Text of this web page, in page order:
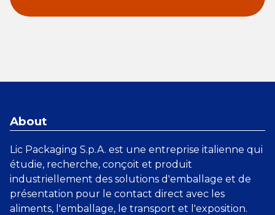
About
Lic Packaging S.p.A. est une entreprise italienne qui
étudie, recherche, conçoit et produit
industriellement des solutions d'emballage et de
présentation pour le contact direct avec les
aliments, l'emballage, le transport et l'exposition.